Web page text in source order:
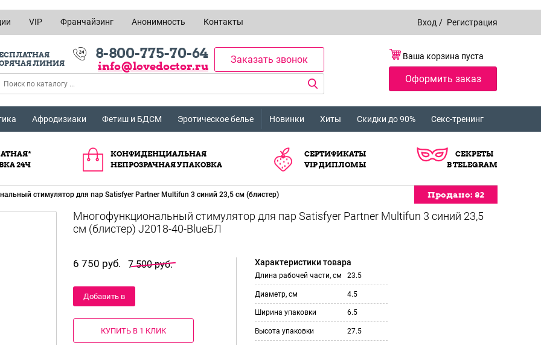
VIP Франчайзинг Анонимность Контакты Вход / Регистрация
ЛИНИЯ
8-800-775-70-64
info@lovedoctor.ru
Заказать звонок Ваша корзина пуста
Оформить заказ
Афродизиаки Фетиш и БДСМ Эротическое белье Новинки Хиты Скидки до 90% Секс-тренинг
24Ч
КОНФИДЕНЦИАЛЬНАЯ
НЕПРОЗРАЧНАЯ УПАКОВКА
СЕРТИФИКАТЫ
VIP ДИПЛОМЫ
СЕКРЕТЫ
В TELEGRAM
стимулятор для пар Satisfyer Partner Multifun 3 синий 23,5 см (блистер) Продано: 82
Продано: 82
Продано: 82
Продано: 82
Продано: 82
Продано: 82
Продано: 82
Продано: 82
Продано: 82
6 750 руб. 7 500 руб.
Добавить в
корзину
КУПИТЬ В 1 КЛИК
Характеристики товара
Длина рабочей части, см 23.5
Диаметр, см 4.5
Ширина упаковки 6.5
Высота упаковки 27.5